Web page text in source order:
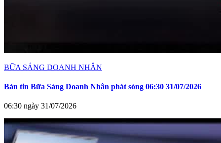
BỮA SÁNG DOANH NHÂN
Bản tin Bữa Sáng Doanh Nhân phát sóng 06:30 31/07/2026
06:30 ngày 31/07/2026